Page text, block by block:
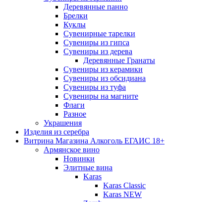
Деревянные панно
Брелки
Куклы
Сувенирные тарелки
Сувениры из гипса
Сувениры из дерева
Деревянные Гранаты
Сувениры из керамики
Сувениры из обсидиана
Сувениры из туфа
Сувениры на магните
Флаги
Разное
Украшения
Изделия из серебра
Витрина Магазина Алкоголь ЕГАИС 18+
Армянское вино
Новинки
Элитные вина
Karas
Karas Classic
Karas NEW